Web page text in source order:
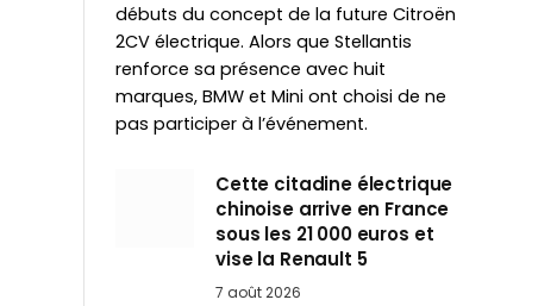
débuts du concept de la future Citroën
2CV électrique. Alors que Stellantis
renforce sa présence avec huit
marques, BMW et Mini ont choisi de ne
pas participer à l’événement.
Cette citadine électrique
chinoise arrive en France
sous les 21 000 euros et
vise la Renault 5
7 août 2026